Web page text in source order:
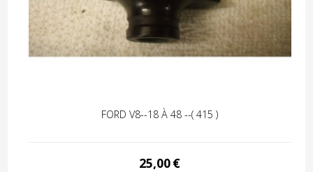
FORD V8--18 À 48 --( 415 )
25,00€